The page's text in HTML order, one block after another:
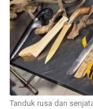
Tanduk rusa dan